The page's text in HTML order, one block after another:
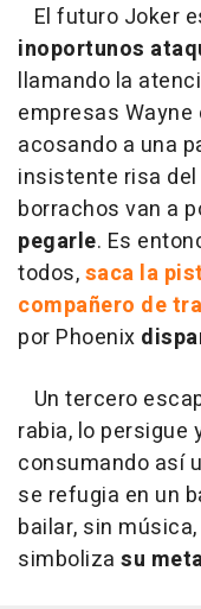
El futuro Joker
inoportunos
llamando la
empresas
acosando a una
insistente risa
borrachos van a
pegarle. Es
todos,saca la
compañero de
por Phoenix
Un tercero
rabia, lo persigue
consumando así
se refugia en un
bailar, sin
simboliza su